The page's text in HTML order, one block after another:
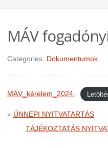
MÁV
Categories: Dokumentumok
MÁV_kérelem_2024.
« ÜNNEPI NYITVATARTÁS
TÁJÉKOZTATÁS